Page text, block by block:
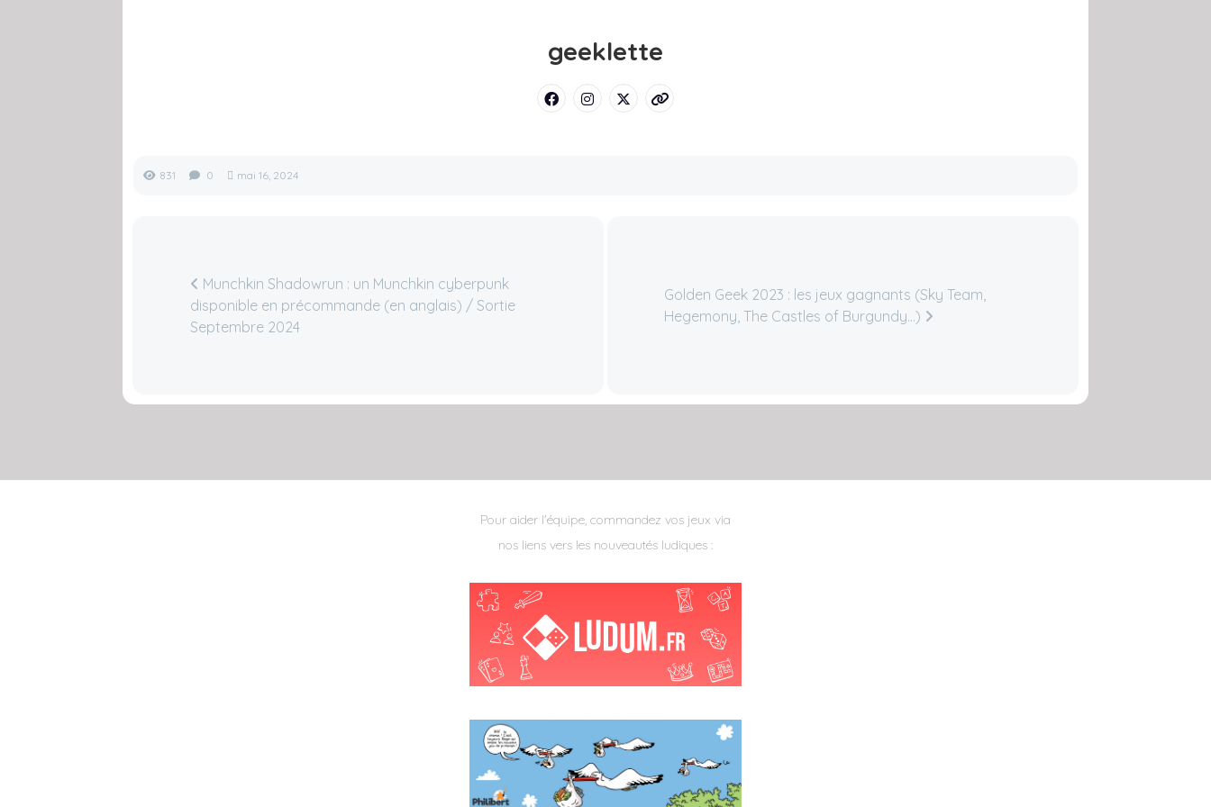
geeklette
831 0 mai 16, 2024
Munchkin Shadowrun : un Munchkin cyberpunk
disponible en précommande (en anglais) / Sortie
Septembre 2024
Golden Geek 2023 : les jeux gagnants (Sky Team,
Hegemony, The Castles of Burgundy...)
Pour aider l'équipe, commandez vos jeux via
nos liens vers les nouveautés ludiques :